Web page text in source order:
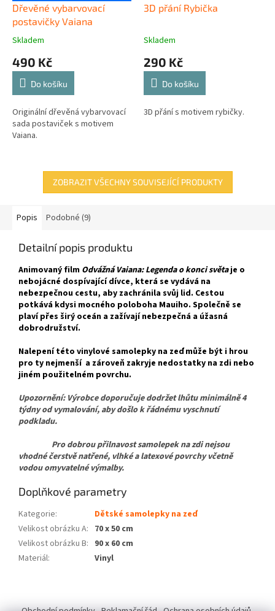
Dřevěné vybarvovací
postavičky Vaiana
Skladem
490 Kč
Do košíku
Originální dřevěná vybarvovací
sada postaviček s motivem
Vaiana.
3D přání Rybička
Skladem
290 Kč
Do košíku
3D přání s motivem rybičky.
ZOBRAZIT VŠECHNY SOUVISEJÍCÍ PRODUKTY
Popis Podobné (9)
Detailní popis produktu
Animovaný film Odvážná Vaiana: Legenda o konci světaje o
nebojácné dospívající dívce, která se vydává na
nebezpečnou cestu, aby zachránila svůj lid. Cestou
potkává kdysi mocného poloboha Mauiho. Společně se
plaví přes širý oceán a zažívají nebezpečná a úžasná
dobrodružství.
Nalepení této vinylové samolepky na zeď může být i hrou
pro ty nejmenší a zároveň zakryje nedostatky na zdi nebo
jiném použitelném povrchu.
Upozornění: Výrobce doporučuje dodržet lhůtu minimálně 4
týdny od vymalování, aby došlo k řádnému vyschnutí
podkladu.
Pro dobrou přilnavost samolepek na zdi nejsou
vhodné čerstvě natřené, vlhké a latexové povrchy včetně
vodou omyvatelné výmalby.
Doplňkové parametry
Kategorie:
Dětské samolepky na zeď
Velikost obrázku A: 70 x 50 cm
Velikost obrázku B: 90 x 60 cm
Materiál: Vinyl